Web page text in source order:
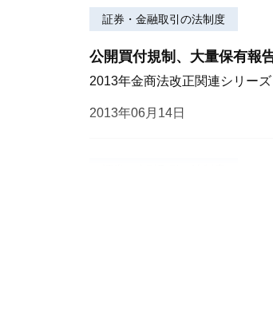
証券・金融取引の法制度
公開買付規制、大量保有報
2013年金商法改正関連シリーズ
2013年06月14日
いまさら人には聞けない